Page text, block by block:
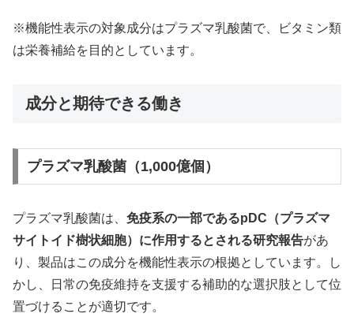
※機能性表示の対象成分はプラズマ乳酸菌で、ビタミン類
は栄養補給を目的としています。
成分と期待できる働き
プラズマ乳酸菌（1,000億個）
プラズマ乳酸菌は、 免疫系の一部であるpDC（プラズマ
サイトイド樹状細胞）に作用するとされる研究報告があ
り、製品はこの成分を機能性表示の根拠としています。し
かし、日常の免疫維持を支援する補助的な選択肢として位
置づけることが適切です。